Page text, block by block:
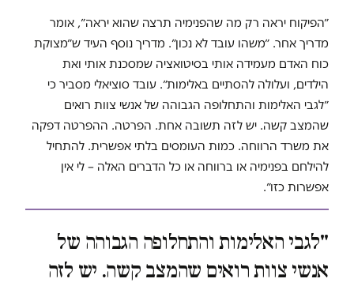
״הפיקוח יראה רק מה שהפנימיה תרצה שהוא יראה״, אומר
מדריך אחר. ״משהו עובד לא נכון״. מדריך נוסף העיד ש״מצוקת
כוח האדם מעמידה אותי בסיטואציה שמסכנת אותי ואת
הילדים, ועלולה להסתיים באלימות״. עובד סוציאלי מסביר כי
״לגבי האלימות והתחלופה הגבוהה של אנשי צוות רואים
שהמצב קשה. יש לזה תשובה אחת. הפרטה. ההפרטה דפקה
את משרד הרווחה. כמות העומסים בלתי אפשרית. להתחיל
להילחם בפנימיה או ברווחה או כל הדברים האלה – לי אין
אפשרות כזו״.
"לגבי האלימות והתחלופה הגבוהה של
אנשי צוות רואים שהמצב קשה. יש לזה